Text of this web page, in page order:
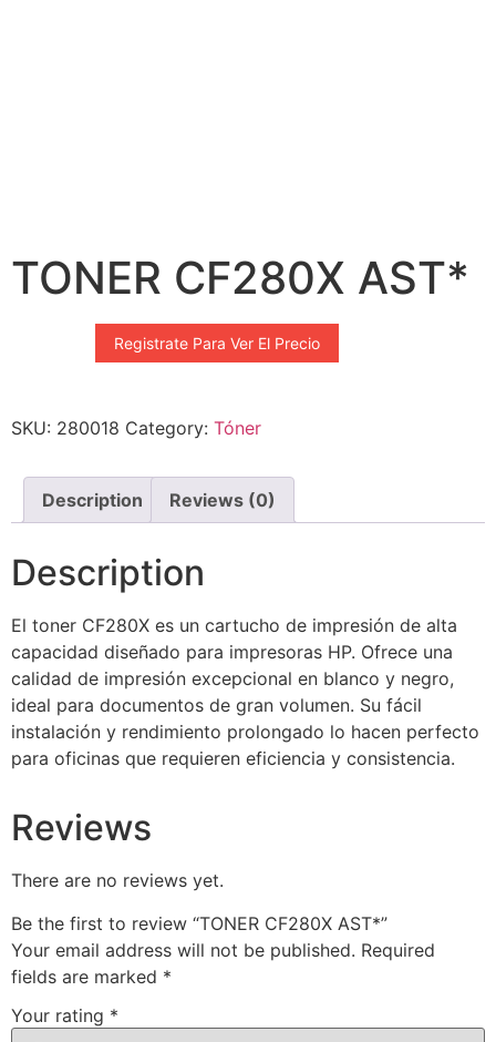
TONER CF280X AST*
Registrate Para Ver El Precio
SKU: 280018 Category: Tóner
Description Reviews (0)
Description
El toner CF280X es un cartucho de impresión de alta
capacidad diseñado para impresoras HP. Ofrece una
calidad de impresión excepcional en blanco y negro,
ideal para documentos de gran volumen. Su fácil
instalación y rendimiento prolongado lo hacen perfecto
para oficinas que requieren eficiencia y consistencia.
Reviews
There are no reviews yet.
Be the first to review “TONER CF280X AST*”
Your email address will not be published. Required
fields are marked *
Your rating *